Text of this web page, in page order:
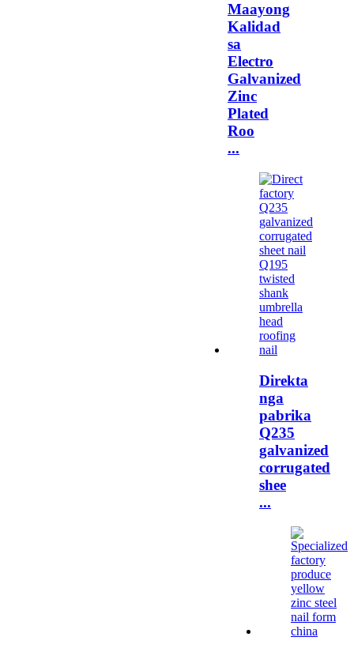
Maayong
Kalidad
sa
Electro
Galvanized
Zinc
Plated
Roo
...
Direkta
nga
pabrika
Q235
galvanized
corrugated
shee
...